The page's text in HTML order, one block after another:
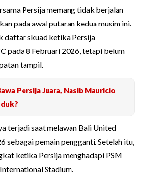
Persija memang tidak berjalan
pada awal putaran kedua musim ini.
daftar skuad ketika Persija
pada 8 Februari 2026, tetapi belum
tampil.
Persija Juara, Nasib Mauricio
terjadi saat melawan Bali United
sebagai pemain pengganti. Setelah itu,
ketika Persija menghadapi PSM
Stadium.